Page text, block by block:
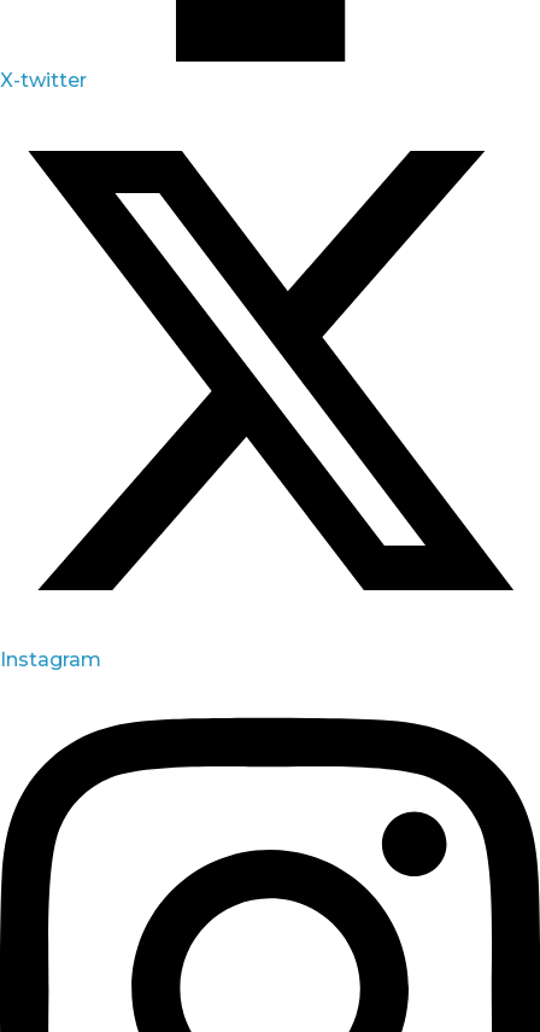
X-twitter
Instagram